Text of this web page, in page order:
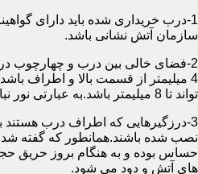
1-درب خریداری شده باید دارای
سازمان آتش نشانی باشد.
2-فضای خالی بین درب و چهارچوب
4 میلیمتر از قسمت بالا و اطراف
تواند تا 8 میلیمتر باشد.به عبارتی نور نباید از پایین درب درز نماید.
3-درزگیرهایی که اطراف درب هستند
نصب شده باشند.همانطور که گفته
حساس بوده و به هنگام بروز حریق
های آتش و دود می شود.